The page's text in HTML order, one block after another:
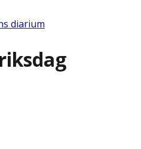
diarium